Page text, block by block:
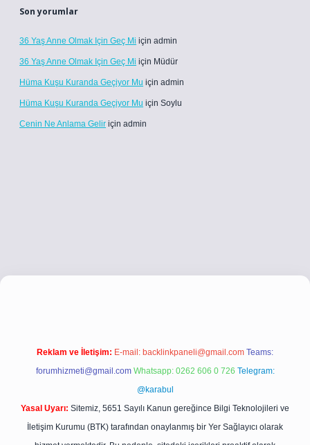
Son yorumlar
36 Yaş Anne Olmak Için Geç Mi için admin
36 Yaş Anne Olmak Için Geç Mi için Müdür
Hüma Kuşu Kuranda Geçiyor Mu için admin
Hüma Kuşu Kuranda Geçiyor Mu için Soylu
Cenin Ne Anlama Gelir için admin
betci girişbetci girişhiltonbet yeni giriş
Reklam ve İletişim: E-mail: backlinkpaneli@gmail.com Teams:
forumhizmeti@gmail.com Whatsapp: 0262 606 0 726 Telegram:
@karabul
Yasal Uyarı: Sitemiz, 5651 Sayılı Kanun gereğince Bilgi Teknolojileri ve
İletişim Kurumu (BTK) tarafından onaylanmış bir Yer Sağlayıcı olarak